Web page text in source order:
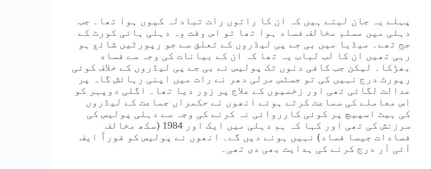
پہلے یہ جان لیتے ہیں کہ ان کا راتوں رات تبادلہ کیوں ہوا تھا۔ جب
دہلی میں مسلم مخالف فساد ہوا تھا تو اس وقت وہ دہلی ہائی کورٹ کے
جج تھے۔ میڈیا میں بی جے پی لیڈروں کے تعلق سے جو رپورٹیں شائع ہو
رہی تھیں ان کا لب لباب یہ تھا کہ ان کے بیانات کی وجہ سے فساد
بھڑکا۔ لیکن جب کافی دنوں تک پولیس نے بی جے پی لیڈروں کے خلاف کوئی
رپورٹ درج نہیں کی تو جسٹس مرلی دھر نے رات میں اپنی رہائش گاہ پر
عدالت لگائی تھی اور زخمیوں کے علاج پر زور دیا تھا۔ اگلی دوپہر کو
اس معاملے کی سماعت کرتے ہوئے انھوں نے حکمراں جماعت کے لیڈروں
کی ہیٹ اسپیچ پر کوئی کارروائی نہ کرنے کی وجہ سے دہلی پولیس کی
سرزنش کی تھی اور کہا کہ ہم دہلی میں ایک اور 1984 (سکھ مخالف
فسادات جیسا فساد) نہیں ہونے دیں گے۔ انھوں نے پولیس کو فوراً ایف
آئی آر درج کرنے کی ہدایت بھی دی تھی۔